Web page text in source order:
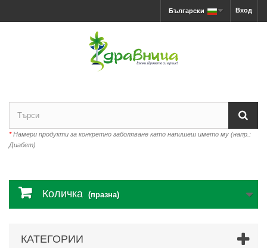
Вход
Български
*Намери продукти за конкретно заболяване като напишеш името му (напр.:
Диабет)
Количка (празна)
КАТЕГОРИИ